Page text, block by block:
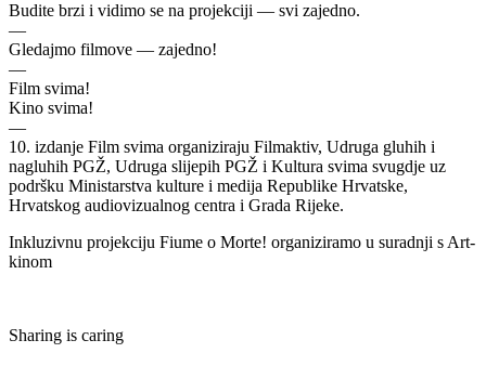
Budite brzi i vidimo se na projekciji — svi zajedno.
—
Gledajmo filmove — zajedno!
—
Film svima!
Kino svima!
—
10. izdanje Film svima organiziraju Filmaktiv, Udruga gluhih i
nagluhih PGŽ, Udruga slijepih PGŽ i Kultura svima svugdje uz
podršku Ministarstva kulture i medija Republike Hrvatske,
Hrvatskog audiovizualnog centra i Grada Rijeke.
Inkluzivnu projekciju Fiume o Morte! organiziramo u suradnji s Art-
kinom
Sharing is caring